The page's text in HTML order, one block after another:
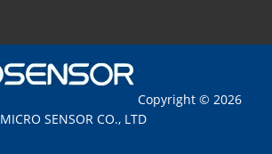
Copyright © 2026
MICRO SENSOR CO., LTD